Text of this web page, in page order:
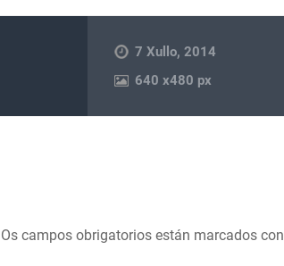
7 Xullo, 2014
640x480 px
Os campos obrigatorios están marcados con